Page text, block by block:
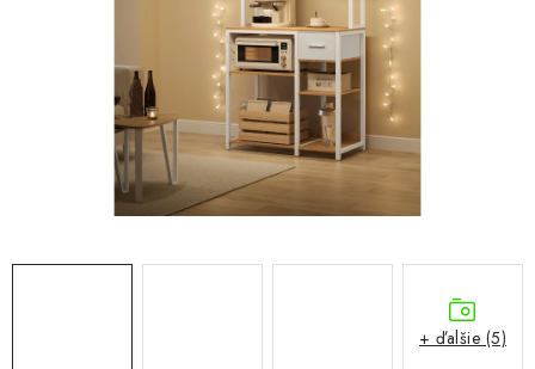
PRACOVŇA / KANCELÁRIA
DETSKÉ A ŠTUDENTSKÉ
DOPLNKY A DEKORÁCIE
ZÁHRADA
+ ďalšie (5)